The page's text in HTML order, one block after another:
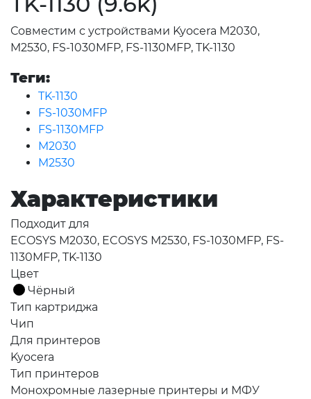
Совместим с устройствами Kyocera M2030,
M2530, FS-1030MFP, FS-1130MFP, TK-1130
Теги:
TK-1130
FS-1030MFP
FS-1130MFP
M2030
M2530
Характеристики
Подходит для
ECOSYS M2030, ECOSYS M2530, FS-1030MFP, FS-
1130MFP, TK-1130
Цвет
Чёрный
Тип картриджа
Чип
Для принтеров
Kyocera
Тип принтеров
Монохромные лазерные принтеры и МФУ